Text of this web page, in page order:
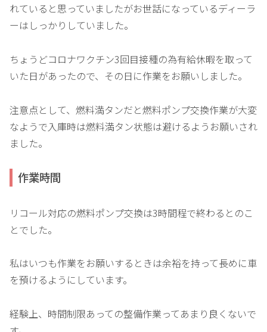
れていると思っていましたがお世話になっているディーラ
ーはしっかりしていました。
ちょうどコロナワクチン3回目接種の為有給休暇を取って
いた日があったので、その日に作業をお願いしました。
注意点として、燃料満タンだと燃料ポンプ交換作業が大変
なようで入庫時は燃料満タン状態は避けるようお願いされ
ました。
作業時間
リコール対応の燃料ポンプ交換は3時間程で終わるとのこ
とでした。
私はいつも作業をお願いするときは余裕を持って長めに車
を預けるようにしています。
経験上、時間制限あっての整備作業ってあまり良くないで